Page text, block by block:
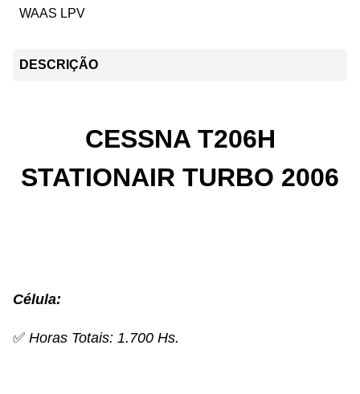
WAAS LPV
DESCRIÇÃO
CESSNA T206H
STATIONAIR TURBO 2006
Célula:
✅ Horas Totais: 1.700 Hs.